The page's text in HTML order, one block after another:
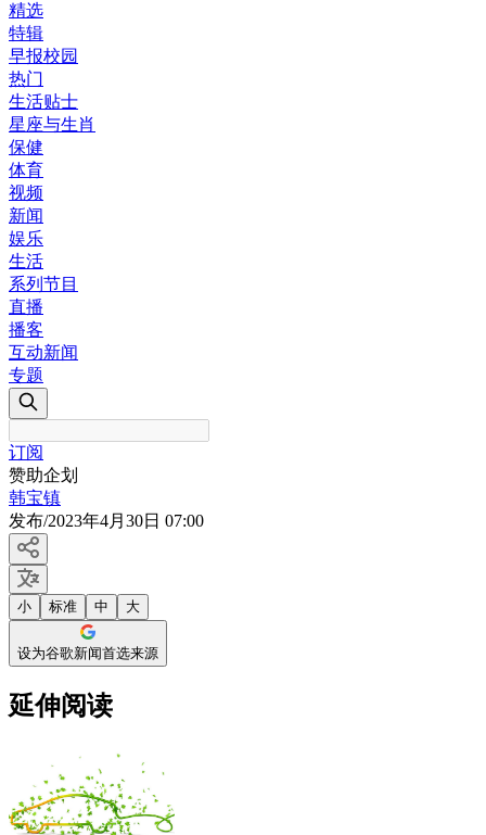
精选
特辑
早报校园
热门
生活贴士
星座与生肖
保健
体育
视频
新闻
娱乐
生活
系列节目
直播
播客
互动新闻
专题
订阅
赞助企划
韩宝镇
发布/2023年4月30日 07:00
小 标准 中 大
设为谷歌新闻首选来源
延伸阅读